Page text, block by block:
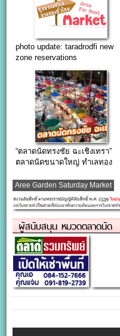
photo update: taradrodfi new
zone reservations
“ตลาดนัดทรงชัย ฉะเชิงเทรา”
ตลาดนัดขนาดใหญ่ ทำเลทอง
Aree Garden Saturday Market
ผู้สนับสนุน หมวดตลาดนัด